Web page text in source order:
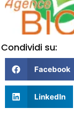
Condividi su:
Facebook
LinkedIn